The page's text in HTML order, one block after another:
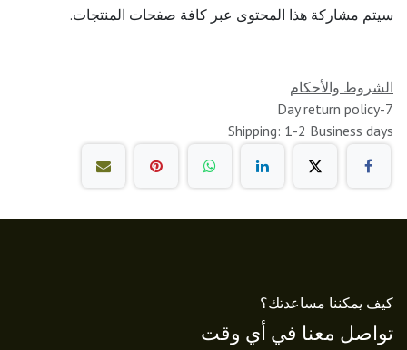
سيتم مشاركة هذا المحتوى عبر كافة صفحات المنتجات.
الشروط والأحكام
7-Day return policy
Shipping: 1-2 Business days
كيف يمكننا مساعدتك؟
تواصل معنا في أي وقت